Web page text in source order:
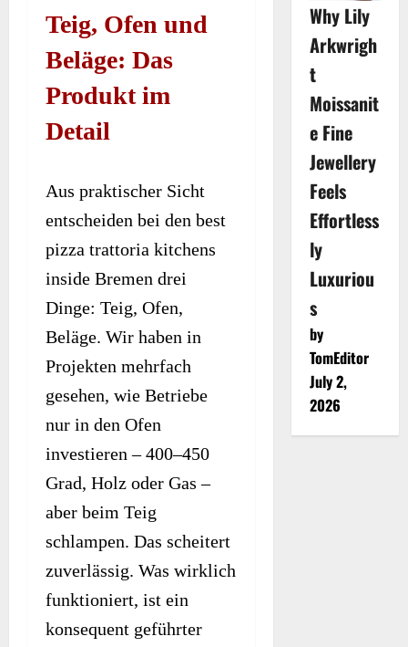
Teig, Ofen und
Beläge: Das
Produkt im
Detail
Aus praktischer Sicht
entscheiden bei den best
pizza trattoria kitchens
inside Bremen drei
Dinge: Teig, Ofen,
Beläge. Wir haben in
Projekten mehrfach
gesehen, wie Betriebe
nur in den Ofen
investieren – 400–450
Grad, Holz oder Gas –
aber beim Teig
schlampen. Das scheitert
zuverlässig. Was wirklich
funktioniert, ist ein
konsequent geführter
Why Lily
Arkwrigh
t
Moissanit
e Fine
Jewellery
Feels
Effortless
ly
Luxuriou
s
by
TomEditor
July 2,
2026